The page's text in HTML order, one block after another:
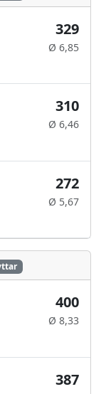
329
Ø 6,85
310
Ø 6,46
272
Ø 5,67
400
Ø 8,33
387